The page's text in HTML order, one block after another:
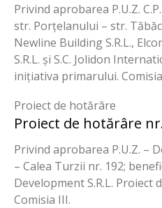
Privind aprobarea P.U.Z.
str. Porțelanului – str.
Newline Building S.R.L.,
S.R.L. și S.C. Jolidon
inițiativa primarului.
Proiect de hotărâre
Proiect de hotărâre
Privind aprobarea P.U.Z. –
– Calea Turzii nr. 192;
Development S.R.L.
Comisia III.